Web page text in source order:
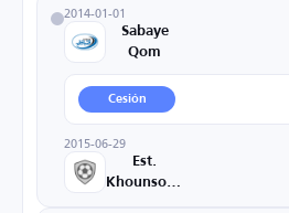
2014-01-01
Sabaye
Qom
Cesión
2015-06-29
Est.
Khounsorkh